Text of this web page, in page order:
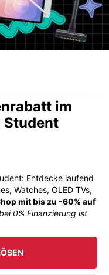
im
Student
Entdecke laufend
Watches, OLED TVs,
mit bis zu -60% auf
0% Finanzierung ist